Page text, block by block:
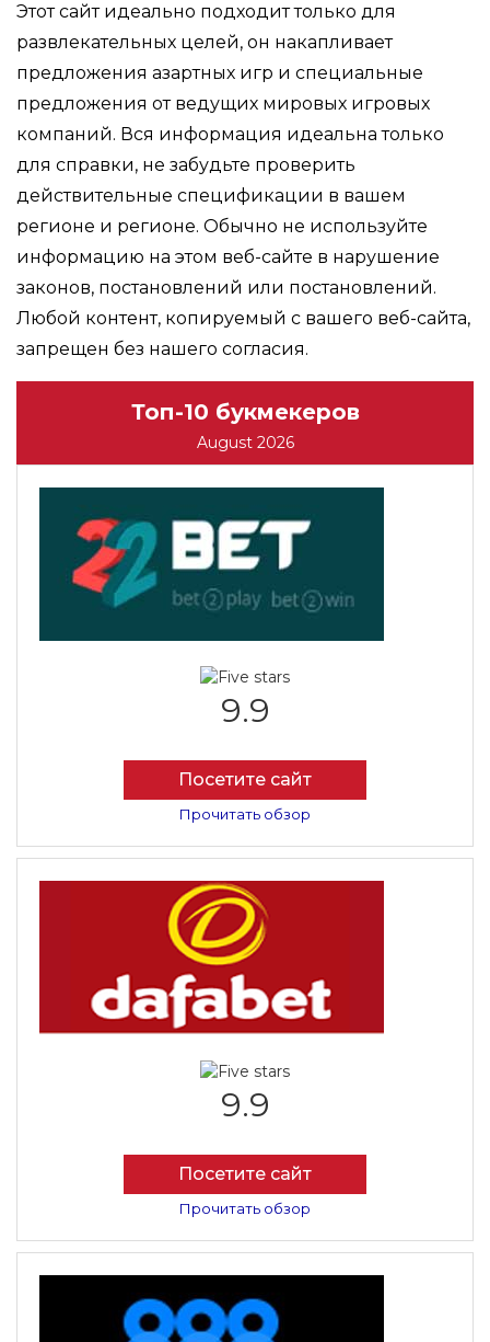
Этот сайт идеально подходит только для
развлекательных целей, он накапливает
предложения азартных игр и специальные
предложения от ведущих мировых игровых
компаний. Вся информация идеальна только
для справки, не забудьте проверить
действительные спецификации в вашем
регионе и регионе. Обычно не используйте
информацию на этом веб-сайте в нарушение
законов, постановлений или постановлений.
Любой контент, копируемый с вашего веб-сайта,
запрещен без нашего согласия.
Топ-10 букмекеров
August 2026
9.9
Посетите сайт
Прочитать обзор
9.9
Посетите сайт
Прочитать обзор